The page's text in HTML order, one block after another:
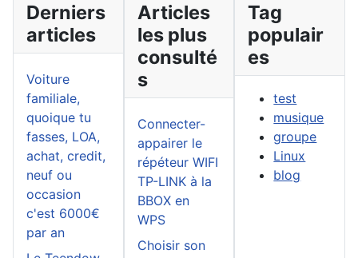
Derniers
articles
Voiture
familiale,
quoique tu
fasses, LOA,
achat, credit,
neuf ou
occasion
c'est 6000€
par an
Articles
les plus
consulté
s
Connecter-
appairer le
répéteur WIFI
TP-LINK à la
BBOX en
WPS
Choisir son
Tag
populair
es
test
musique
groupe
Linux
blog